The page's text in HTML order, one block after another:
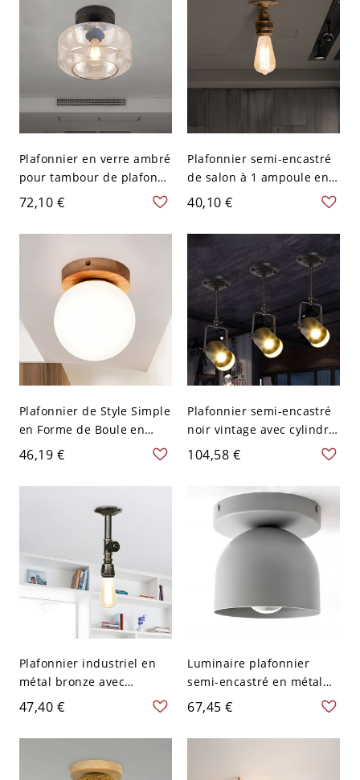
Plafonnier en verre ambré
pour tambour de plafond,
entrepôt, lampe de
montage encastré pour
couloir à 1 tête en noir
72,10 €
Plafonnier semi-encastré
de salon à 1 ampoule en
laiton antique, tuyau
d'eau en fer
40,10 €
Plafonnier de Style Simple
en Forme de Boule en
Verre Blanc Dépoli à 1
Lumière Lampe Encastrée
avec Auvent en Bois - 110
46,19 €
Plafonnier semi-encastré
noir vintage avec cylindre
métallique rotatif à une
tête et poignée pour
restaurant
104,58 €
Plafonnier industriel en
métal bronze avec
ampoule apparente semi-
encastré à tuyau de
lumière
47,40 €
Luminaire plafonnier
semi-encastré en métal
élégant avec abat-jour en
fer vers le bas pour les
maisons modernes - 110
67,45 €